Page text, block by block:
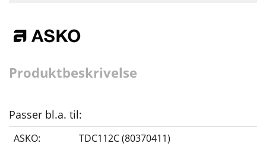
Produktbeskrivelse
Passer bl.a. til:
ASKO: TDC112C (80370411)